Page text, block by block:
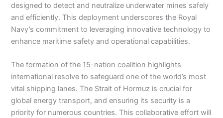
designed to detect and neutralize underwater mines safely
and efficiently. This deployment underscores the Royal
Navy’s commitment to leveraging innovative technology to
enhance maritime safety and operational capabilities.
The formation of the 15-nation coalition highlights
international resolve to safeguard one of the world’s most
vital shipping lanes. The Strait of Hormuz is crucial for
global energy transport, and ensuring its security is a
priority for numerous countries. This collaborative effort will